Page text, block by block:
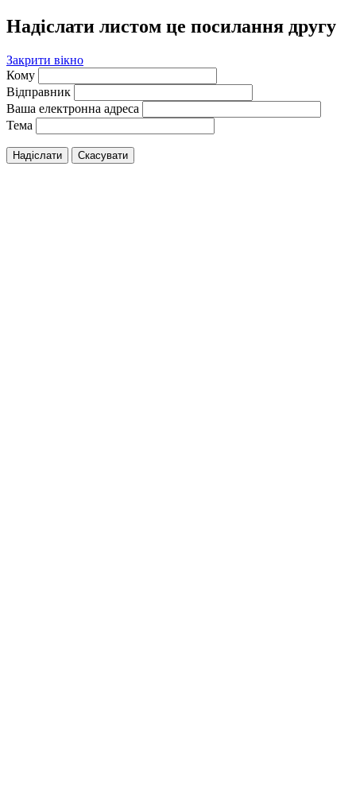
Надіслати листом це посилання другу
Закрити вікно
Кому
Відправник
Ваша електронна адреса
Тема
Надіслати Скасувати